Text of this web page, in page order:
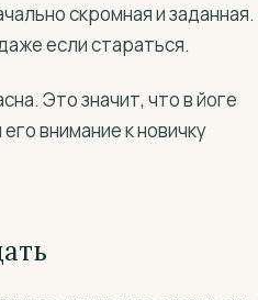
скромная и заданная.
если стараться.
Это значит, что в йоге
внимание к новичку